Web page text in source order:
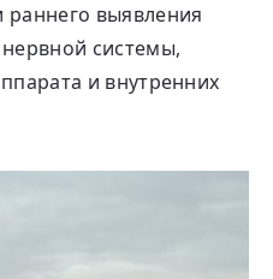
выявления
системы,
и внутренних